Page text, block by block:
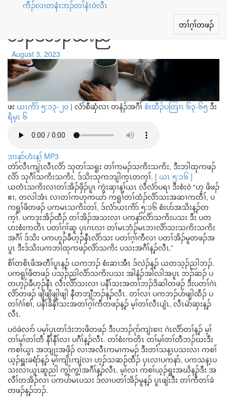
ကိိၣ်လၢတနံၤဘၣ်တၢ်နံၤ၀ဲလီၤ
Toggle
navigation
တၢ်ဂ့ၢ်တဖၣ်
တၢ်အမ့ၢ်အတီဒီးတၢ်ဂံၢ်စၢ်, လၢ
ဘၣ်ဒိဘၣ်ထံးညီ
August 3, 2023
ဖး ယၤကိာ် ၅:၁၃-၂၀ | လံာ်စီဆှံလၢ တနံၣ်အဂီၢ် စံးထီၣ်ပတြၢၤ ၆၃-၆၅ ဒီး
ရိမ့ၤ ၆
ဒၢးနုာ်ဟံးန့ၢ် MP3
တဲာ်လီၤကျဲၤလီၤလိာ် သုတၢ်သရူး တၢ်ကမၣ်သကိးသကိး, ဒီးဘါထုကဖၣ်
လိာ် သုဂီၢ်သကိးသကိး, ဒ်သိးသုကဘျါက့ၤတက့ၢ်. [ ယၤ ၅:၁၆ ]
ယတံၤသကိးလၢတၢ်အိၣ်ဖှိၣ်ပူၤ ကွဲးဆှၢန့ၢ်ယၤ လီလံာ်ပရၢ ဒီးစံးဝဲ “ဟ့ ဖိဖၣ်
ဧၢ, တလါအံၤ လၢတၢ်ကဟုကယာ် ကရူၢ်တၢ်ထံၣ်လိာ်သးအဆၢကတီၢ်, ပ
ကရူၢ်ဖိတဖၣ် ပကမၤသကိးတၢ်, ဒ်လံာ်ယၤကိာ် ၅:၁၆ စံးပာ်အသိးန့ၣ်တ
က့ၢ်. ပကဒုးအိၣ်ထီၣ် တၢ်အိၣ်အသးလၢ ပကနာ်လိာ်သကိးပသး ဒီး ပတ
ဟးစံးကတိၤ ပတၢ်ဂ့ၢ်ဆူ ပှၤဂၤလၢ တၢ်မၤဘံၣ်မၤဘၢလိာ်သးသကိးသကိး
အဂီၢ် ဒ်သိး ပကဟ့ၣ်ခီဟ့ၣ်နီၤလိာ်သး ပတၢ်ဂ့ၢ်ကီလၢ ပတၢ်အိၣ်မူတဖၣ်အ
ပူၤ ဒီးဒ်သိးပကဘါထုကဖၣ်လိာ်သကိး ပသးအဂီၢ်န့ၣ်လီၤ.”
စိၢ်တစိၤဖိအတီၢ်ပူၤန့ၣ် ယကဘၣ် စံးဆၢအီၤ ဒ်လဲၣ်န့ၣ် ယတသ့ၣ်ညါဘၣ်.
ပကရူၢ်ဖိတဖၣ် ပသ့ၣ်ညါလိာ်သကိးပသး အါနံၣ်အါလါအပူၤ ဘၣ်ဆၣ် ပ
တဟ့ၣ်ခီဟ့ၣ်နီၤ လီၤလိာ်သးလၢ ပနီၢ်သးအတၢ်ဘၣ်ဒိဆါတဖၣ် ဒီးပတၢ်ဂဲၤ
လိာ်တဖၣ် ဖျိဖျိဖျါဖျါ နီတဘျီဘၣ်န့ၣ်လီၤ. တၢ်လၢ ပကဘၣ်ပာ်ဖျါထီၣ် ပ
တၢ်ဂံၢ်စၢ်, ပနီၢ်ခိနီၢ်သးအတၢ်ဂ့ၢ်ကီတဖၣ်န့ၣ် မ့ၢ်တၢ်လီၤပျံၤ, လီၤမဲာ်ဆှးန့ၣ်
လီၤ.
ပဝဲခဲလၢာ် ပမ့ၢ်ပှၤတၢ်ဒဲးဘးဖိတဖၣ် ဒီးပဘၣ်ဂုာ်ကျဲးစၢး ဂဲၤလိာ်တၢ်န့ၣ် မ့ၢ်
တၢ်မ့ၢ်တၢ်တီ နီၢ်နီၢ်လၢ ပဂီၢ်န့ၣ်လီၤ. တၢ်စံးကတိၤ တၢ်မ့ၢ်တၢ်တီဘၣ်ဃးဒီး
ကစၢ်ယွၤ အဘျုးအဖှိၣ် လၢအလီၤကမၢကမၣ် ဒီးတၢ်သန့ၤပသးလၢ ကစၢ်
ယ့ၣ်ရှူးခရံာ်န့ၣ် မ့ၢ်ကျိၤကျဲလၢ ဟ့ၣ်သဆၣ်ထီၣ် ပှၤလၢပကနာ်, ပကသန့ၤပ
သးလၢယွၤဆူညါ ကွ့ၢ်ကွ့ၢ်အဂီၢ်န့ၣ်လီၤ. မ့ၢ်လၢ ကစၢ်ယ့ၣ်ရှူးအဃိန့ၣ်ဒီး အ
လီၢ်တအိၣ်လၢ ပကပာ်မၤပသး ဒ်လၢပတၢ်အိၣ်မူန့ၣ် ပူၤဖျဲးဒီး တၢ်ကီတၢ်ခဲ
တဖၣ်န့ၣ်ဘၣ်.